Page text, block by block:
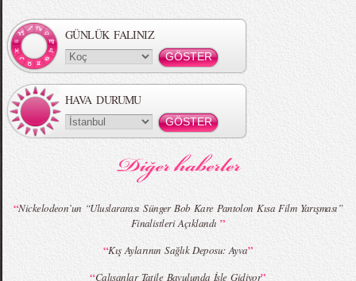
MBFWI - Gülçin Çengel 2015 Yaz
MBFWI - Zeynep Erdoğan 2015 Yaz
MBFWI - Giray Sepin 2015 Yaz Koleksiyonu MBFWI - Burçe Bekrek 2015 Yaz Koleksiyonu
GÜNLÜK FALINIZ
HAVA DURUMU
“Nickelodeon’un “Uluslararası Sünger Bob Kare Pantolon Kısa Film Yarışması”
Finalistleri Açıklandı ”
“Kış Aylarının Sağlık Deposu: Ayva”
“Çalışanlar Tatile Bavulunda İşle Gidiyor”